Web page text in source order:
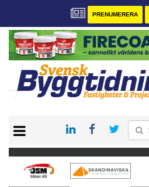
PRENUMERERA
PRENUMERERA
VÅRA ANDRA MAGASIN